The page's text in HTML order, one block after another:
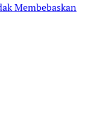
Membebaskan